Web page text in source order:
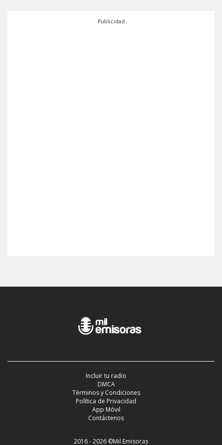
Publicidad
Incluir tu radio
DMCA
Términos y Condiciones
Política de Privacidad
App Móvil
Contáctenos
2016 - 2026 ©Mil Emisoras